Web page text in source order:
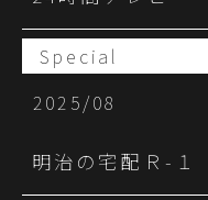
Special
2025/08
明治の宅配Ｒ-１